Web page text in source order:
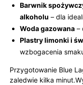
Barwnik
alkoholu – dla
Woda gazowana –
Plastry limonki i
wzbogacenia
Przygotowanie Blue
zaledwie kilka